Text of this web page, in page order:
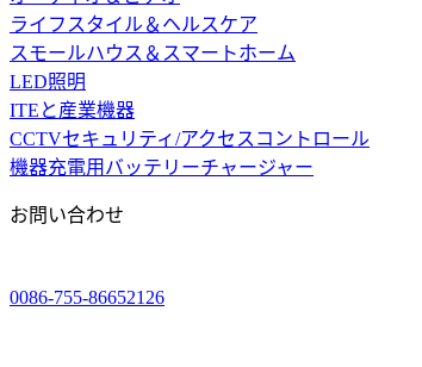
ライフスタイル＆ヘルスケア
スモールハウス＆スマートホーム
LED照明
ITEと産業機器
CCTVセキュリティ/アクセスコントロール
機器充電用バッテリーチャージャー
お問い合わせ
0086-755-86652126